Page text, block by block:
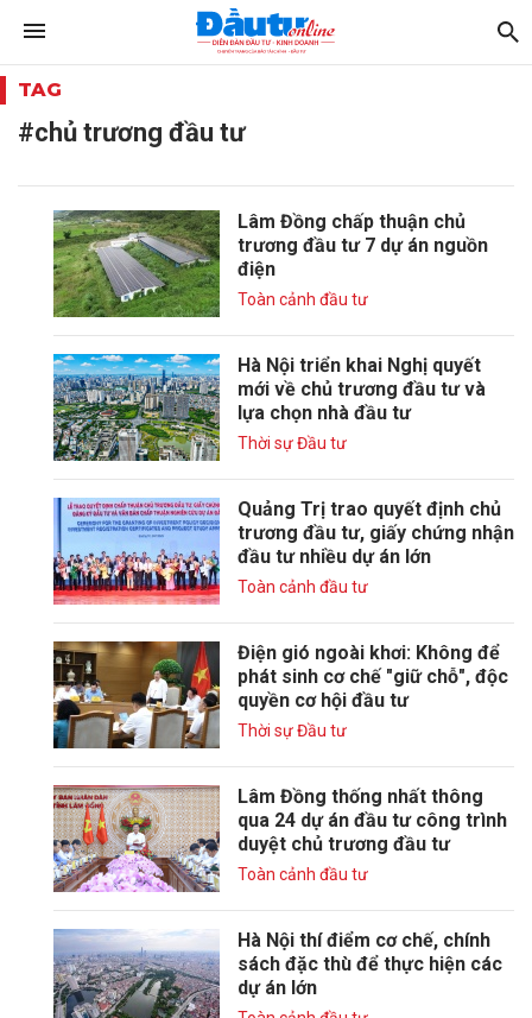
TAG
#chủ trương đầu tư
Lâm Đồng chấp thuận chủ
trương đầu tư 7 dự án nguồn
điện
Toàn cảnh đầu tư
Hà Nội triển khai Nghị quyết
mới về chủ trương đầu tư và
lựa chọn nhà đầu tư
Thời sự Đầu tư
Quảng Trị trao quyết định chủ
trương đầu tư, giấy chứng nhận
đầu tư nhiều dự án lớn
Toàn cảnh đầu tư
Điện gió ngoài khơi: Không để
phát sinh cơ chế "giữ chỗ", độc
quyền cơ hội đầu tư
Thời sự Đầu tư
Lâm Đồng thống nhất thông
qua 24 dự án đầu tư công trình
duyệt chủ trương đầu tư
Toàn cảnh đầu tư
Hà Nội thí điểm cơ chế, chính
sách đặc thù để thực hiện các
dự án lớn